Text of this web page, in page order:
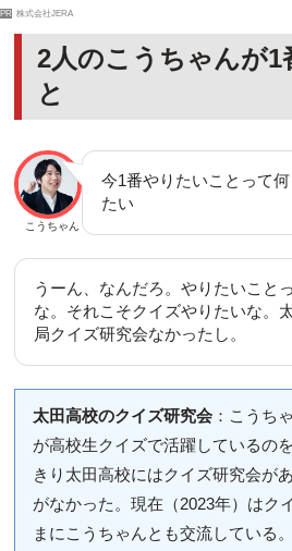
PR 株式会社JERA
2人のこうちゃんが1
と
こうちゃん
今1番やりたいことって
たい
うーん、なんだろ。やりたいこと
な。それこそクイズやりたいな。
局クイズ研究会なかったし。
太田高校のクイズ研究会：こうち
が高校生クイズで活躍しているの
きり太田高校にはクイズ研究会が
がなかった。現在（2023年）はク
まにこうちゃんとも交流している